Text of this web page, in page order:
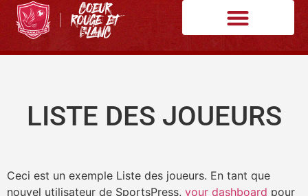
LISTE DES JOUEURS
Ceci est un exemple Liste des joueurs. En tant que
nouvel utilisateur de SportsPress, your dashboard pour